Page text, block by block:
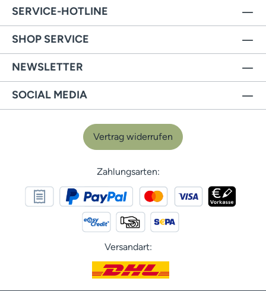
SERVICE-HOTLINE
SHOP SERVICE
NEWSLETTER
SOCIAL MEDIA
Vertrag widerrufen
Zahlungsarten:
Versandart: